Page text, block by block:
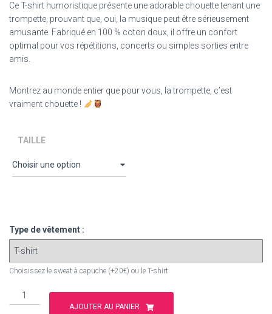
Ce T-shirt humoristique présente une adorable chouette tenant une
trompette, prouvant que, oui, la musique peut être sérieusement
amusante. Fabriqué en 100 % coton doux, il offre un confort
optimal pour vos répétitions, concerts ou simples sorties entre
amis.
Montrez au monde entier que pour vous, la trompette, c’est
vraiment chouette !
TAILLE
Type de vêtement :
Choisissez le sweat à capuche (+20€) ou le T-shirt
quantité
de
AJOUTER AU PANIER